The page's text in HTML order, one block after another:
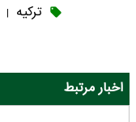
ترکیه |
اخبار مرتبط